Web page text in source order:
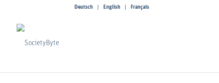
Deutsch English Français